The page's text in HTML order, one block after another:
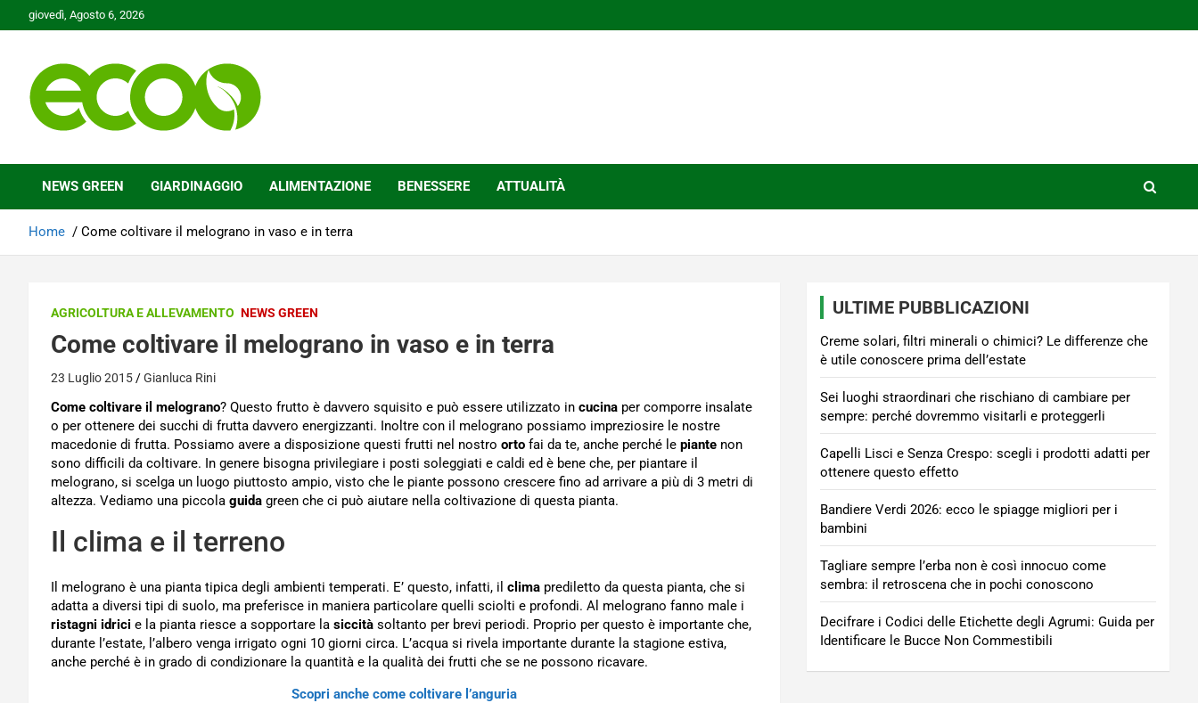
to
giovedì, Agosto 6, 2026
Ecoo.it
NEWS GREEN GIARDINAGGIO ALIMENTAZIONE BENESSERE ATTUALITÀ
Home Come coltivare il melograno in vaso e in terra
AGRICOLTURA E ALLEVAMENTO NEWS GREEN
Come coltivare il melograno in vaso e in terra
23 Luglio 2015 Gianluca Rini
Come coltivare il melograno? Questo frutto è davvero squisito e può essere utilizzato in cucina per comporre insalate
o per ottenere dei succhi di frutta davvero energizzanti. Inoltre con il melograno possiamo impreziosire le nostre
macedonie di frutta. Possiamo avere a disposizione questi frutti nel nostro orto fai da te, anche perché le piante non
sono difficili da coltivare. In genere bisogna privilegiare i posti soleggiati e caldi ed è bene che, per piantare il
melograno, si scelga un luogo piuttosto ampio, visto che le piante possono crescere fino ad arrivare a più di 3 metri di
altezza. Vediamo una piccola guida green che ci può aiutare nella coltivazione di questa pianta.
Il clima e il terreno
Il melograno è una pianta tipica degli ambienti temperati. E’ questo, infatti, il clima prediletto da questa pianta, che si
adatta a diversi tipi di suolo, ma preferisce in maniera particolare quelli sciolti e profondi. Al melograno fanno male i
ristagni idrici e la pianta riesce a sopportare la siccità soltanto per brevi periodi. Proprio per questo è importante che,
durante l’estate, l’albero venga irrigato ogni 10 giorni circa. L’acqua si rivela importante durante la stagione estiva,
anche perché è in grado di condizionare la quantità e la qualità dei frutti che se ne possono ricavare.
Scopri anche come coltivare l’anguria
ULTIME PUBBLICAZIONI
Creme solari, filtri minerali o chimici? Le differenze che
è utile conoscere prima dell’estate
Sei luoghi straordinari che rischiano di cambiare per
sempre: perché dovremmo visitarli e proteggerli
Capelli Lisci e Senza Crespo: scegli i prodotti adatti per
ottenere questo effetto
Bandiere Verdi 2026: ecco le spiagge migliori per i
bambini
Tagliare sempre l’erba non è così innocuo come
sembra: il retroscena che in pochi conoscono
Decifrare i Codici delle Etichette degli Agrumi: Guida per
Identificare le Bucce Non Commestibili